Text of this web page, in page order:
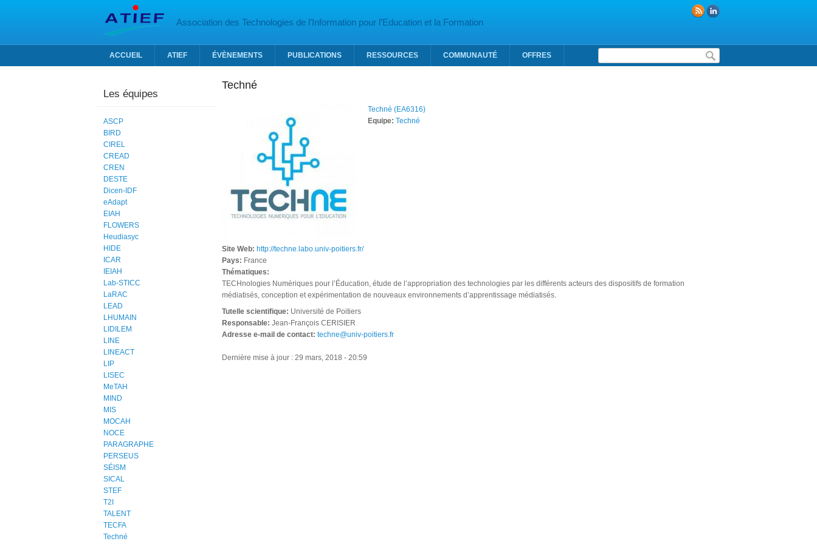
Association des Technologies de l’Information pour l’Education et la Formation
Formulaire de recherche
ACCUEIL ATIEF ÉVÈNEMENTS PUBLICATIONS RESSOURCES COMMUNAUTÉ OFFRES
Techné
Techné (EA6316)
Equipe: Techné
Site Web: http://techne.labo.univ-poitiers.fr/
Pays: France
Thématiques:
TECHnologies Numériques pour l’Éducation, étude de l’appropriation des technologies par les différents acteurs des dispositifs de formation
médiatisés, conception et expérimentation de nouveaux environnements d’apprentissage médiatisés.
Tutelle scientifique: Université de Poitiers
Responsable: Jean-François CERISIER
Adresse e-mail de contact: techne@univ-poitiers.fr
Dernière mise à jour : 29 mars, 2018 - 20:59
Les équipes
ASCP
BIRD
CIREL
CREAD
CREN
DESTE
Dicen-IDF
eAdapt
EIAH
FLOWERS
Heudiasyc
HIDE
ICAR
IEIAH
Lab-STICC
LaRAC
LEAD
LHUMAIN
LIDILEM
LINE
LINEACT
LIP
LISEC
MeTAH
MIND
MIS
MOCAH
NOCE
PARAGRAPHE
PERSEUS
SÉISM
SICAL
STEF
T2I
TALENT
TECFA
Techné